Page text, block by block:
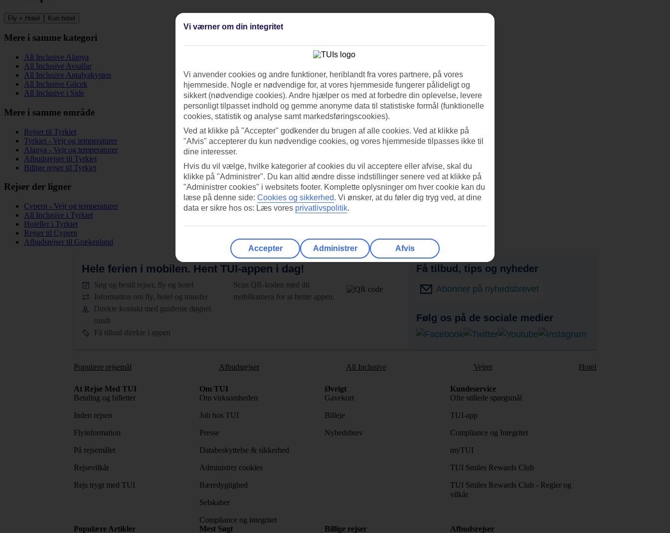
Fly + Hotel Kun hotel
Mere i samme kategori
All Inclusive Alanya
All Inclusive Avsallar
All Inclusive Antalyakysten
All Inclusive Göcek
All Inclusive i Side
Mere i samme område
Rejser til Tyrkiet
Tyrkiet - Vejr og temperaturer
Alanya - Vejr og temperaturer
Afbudsrejser til Tyrkiet
Billige rejser til Tyrkiet
Rejser der ligner
Cypern - Vejr og temperaturer
All Inclusive i Tyrkiet
Hoteller i Tyrkiet
Rejser til Cypern
Afbudsrejser til Grækenland
Hele ferien i mobilen. Hent TUI-appen i dag!
Søg og bestil rejser, fly og hotel
Information om fly, hotel og transfer
Direkte kontakt med guiderne døgnet
rundt
Få tilbud direkte i appen
Scan QR-koden med dit
mobilkamera for at hente appen.
Få tilbud, tips og nyheder
Abonner på nyhedsbrevet
Følg os på de sociale medier
Populære rejsemål Afbudsrejser All Inclusive Vejret Hotel
At Rejse Med TUI
Betaling og billetter
Inden rejsen
Flyinformation
På rejsemålet
Rejsevilkår
Rejs trygt med TUI
Om TUI
Om virksomheden
Job hos TUI
Presse
Databeskyttelse & sikkerhed
Administrer cookies
Bæredygtighed
Selskaber
Compliance og integritet
Øvrigt
Gavekort
Billeje
Nyhedsbrev
Kundeservice
Ofte stillede spørgsmål
TUI-app
Compliance og Integritet
myTUI
TUI Smiles Rewards Club
TUI Smiles Rewards Club - Regler og
vilkår
Populære Artikler Mest Søgt Billige rejser Afbudsrejser
Vi værner om din integritet
Vi anvender cookies og andre funktioner, heriblandt fra vores partnere, på vores
hjemmeside. Nogle er nødvendige for, at vores hjemmeside fungerer pålideligt og
sikkert (nødvendige cookies). Andre hjælper os med at forbedre din oplevelse, levere
personligt tilpasset indhold og gemme anonyme data til statistiske formål (funktionelle
cookies, statistik og analyse samt markedsføringscookies).
Ved at klikke på "Accepter" godkender du brugen af alle cookies. Ved at klikke på
"Afvis" accepterer du kun nødvendige cookies, og vores hjemmeside tilpasses ikke til
dine interesser.
Hvis du vil vælge, hvilke kategorier af cookies du vil acceptere eller afvise, skal du
klikke på "Administrer". Du kan altid ændre disse indstillinger senere ved at klikke på
"Administrer cookies" i websitets footer. Komplette oplysninger om hver cookie kan du
læse på denne side: Cookies og sikkerhed. Vi ønsker, at du føler dig tryg ved, at dine
data er sikre hos os: Læs vores privatlivspolitik.
Accepter Administrer Afvis